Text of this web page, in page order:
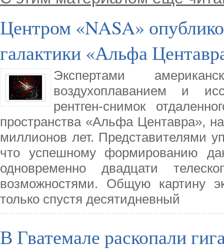
Центром «NASA»
галактики «Альфа
Экспертами
воздухоплаванием и
рентген-снимок
пространства «Альфа Центавра»,
миллионов лет. Представителями
что успешному формированию
одновременно двадцати
возможностями. Общую картину
только спустя десятидневный
В Гватемале раскопали